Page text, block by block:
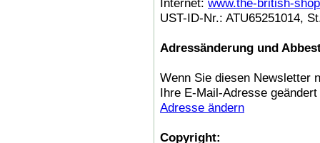
UST-ID-Nr.: ATU65251014,
Adressänderung und
Wenn Sie diesen Newsletter
Ihre E-Mail-Adresse
Adresse ändern
Copyright: